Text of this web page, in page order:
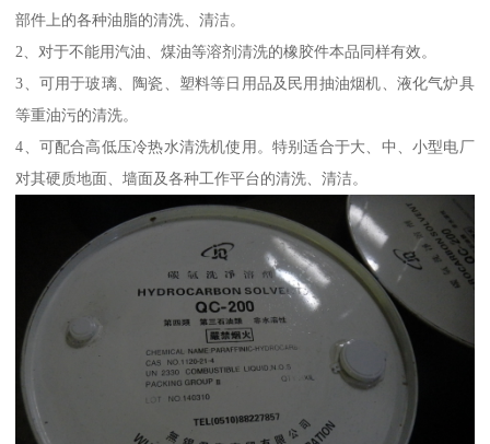
部件上的各种油脂的清洗、清洁。
2、对于不能用汽油、煤油等溶剂清洗的橡胶件本品同样有效。
3、可用于玻璃、陶瓷、塑料等日用品及民用抽油烟机、液化气炉具
等重油污的清洗。
4、可配合高低压冷热水清洗机使用。特别适合于大、中、小型电厂
对其硬质地面、墙面及各种工作平台的清洗、清洁。